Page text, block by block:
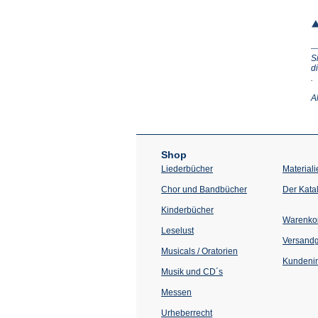
.
Shop
Liederbücher
Chor und Bandbücher
Kinderbücher
Leselust
Musicals / Oratorien
Musik und CD´s
Messen
Urheberrecht
Der